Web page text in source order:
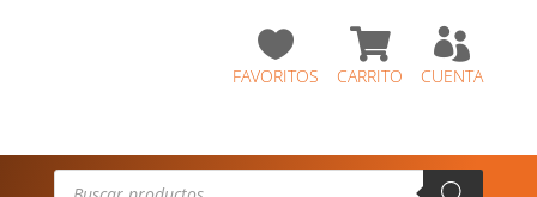

CUENTA

CARRITO

FAVORITOS
Búsqueda